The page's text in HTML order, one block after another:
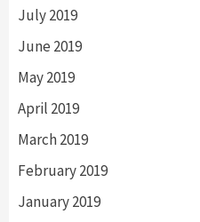
July 2019
June 2019
May 2019
April 2019
March 2019
February 2019
January 2019